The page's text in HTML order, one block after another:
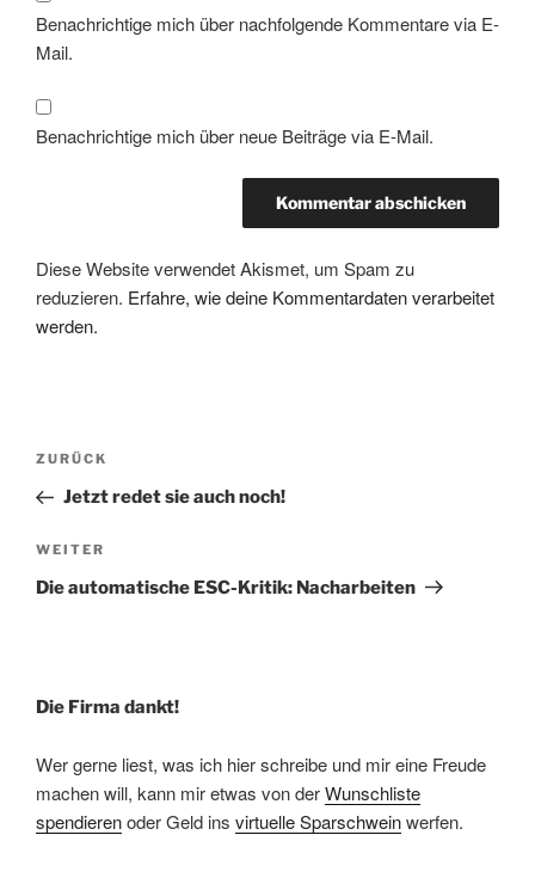
Benachrichtige mich über nachfolgende Kommentare via E-
Mail.
Benachrichtige mich über neue Beiträge via E-Mail.
Diese Website verwendet Akismet, um Spam zu
reduzieren. Erfahre, wie deine Kommentardaten verarbeitet
werden.
Beitragsnavigation
Vorheriger
Beitrag
ZURÜCK
Jetzt redet sie auch noch!
Nächster
Beitrag
WEITER
Die automatische ESC-Kritik: Nacharbeiten
Die Firma dankt!
Wer gerne liest, was ich hier schreibe und mir eine Freude
machen will, kann mir etwas von derWunschliste
spendierenoder Geld ins virtuelle Sparschweinwerfen.